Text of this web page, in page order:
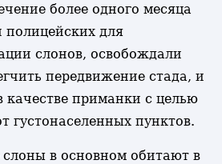
более одного месяца
полицейских для
слонов, освобождали
передвижение стада, и
качестве приманки с целью
густонаселенных пунктов.
в основном обитают в